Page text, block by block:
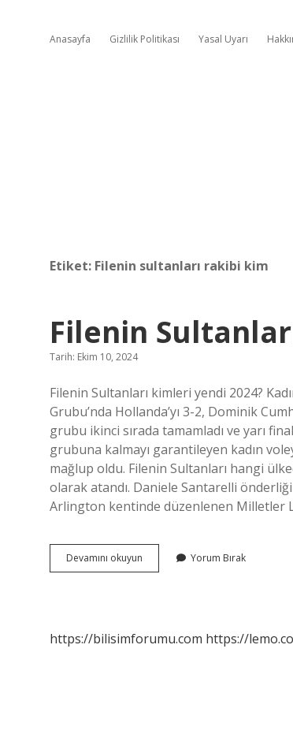
Anasayfa Gizlilik Politikası Yasal Uyarı
Etiket: Filenin sultanları rakibi kim
Filenin
Tarih: Ekim 10, 2024
Filenin Sultanları kimleri yendi 2024?
Grubu’nda Hollanda’yı 3-2, Dominik
grubu ikinci sırada tamamladı ve yarı
grubuna kalmayı garantileyen kadın
mağlup oldu. Filenin Sultanları hangi
olarak atandı. Daniele Santarelli
Arlington kentinde düzenlenen Milletler
Devamını okuyun
Sultanları
Yorum Bırak
https://bilisimforumu.com https://